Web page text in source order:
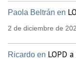
Paola Beltrán en
2 de diciembre de
Ricardo en LOPD